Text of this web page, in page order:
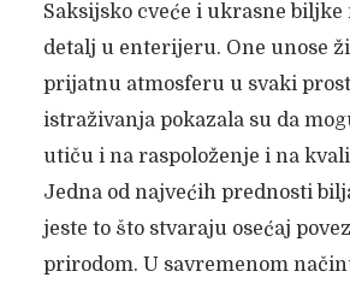
Saksijsko cveće i ukrasne biljke
detalj u enterijeru. One unose
prijatnu atmosferu u svaki
istraživanja pokazala su da
utiču i na raspoloženje i na
Jedna od najvećih prednosti
jeste to što stvaraju osećaj
prirodom. U savremenom